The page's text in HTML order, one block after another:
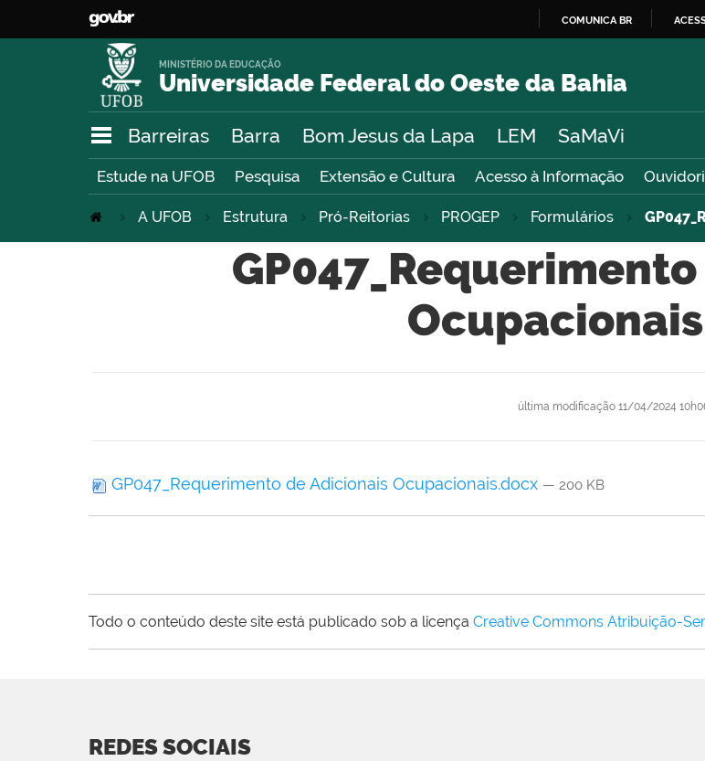
O
COMUNICA BR
Universidade Federal do Oeste da Bahia
MINISTÉRIO DA EDUCAÇÃO
Barreiras Barra Bom Jesus da Lapa LEM SaMaVi
Estude na UFOB Pesquisa Extensão e Cultura Acesso à Informação
A UFOB Estrutura Pró-Reitorias PROGEP Formulários
última modificação 11/04/2024
GP047_Requerimento de Adicionais Ocupacionais.docx — 200 KB
Todo o conteúdo deste site está publicado sob a licença Creative Commons Atribuição-
REDES SOCIAIS